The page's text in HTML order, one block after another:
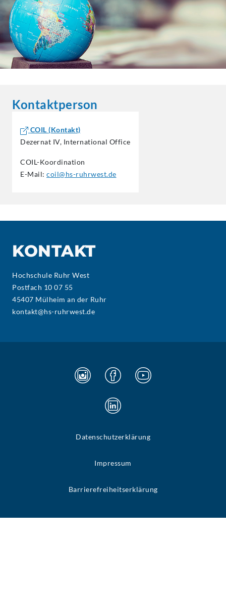
Kontaktperson
COIL (Kontakt)
Dezernat IV, International Office
COIL-Koordination
E-Mail: coil@hs-ruhrwest.de
KONTAKT
Hochschule Ruhr West
Postfach 10 07 55
45407 Mülheim an der Ruhr
kontakt@hs-ruhrwest.de
Datenschutzerklärung
Impressum
Barrierefreiheitserklärung